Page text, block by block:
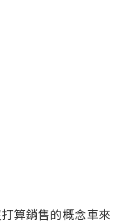
算銷售的概念車來